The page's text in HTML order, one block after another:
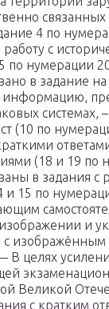
4 по
с
по нумерации
в задание
информацию,
системах,
(10 по
(18 и 19 по
в задания с
и 15 по
и
с
В целях
Великой
с кратким